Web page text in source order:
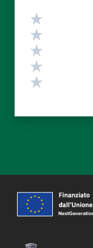
Valutazione